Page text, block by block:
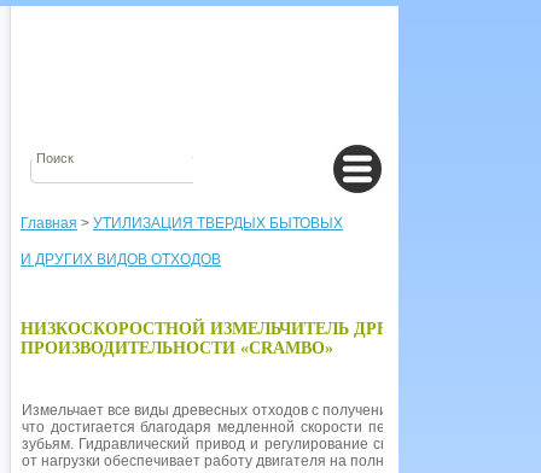
Главная > УТИЛИЗАЦИЯ ТВЕРДЫХ БЫТОВЫХ
И ДРУГИХ ВИДОВ ОТХОДОВ
НИЗКОСКОРОСТНОЙ ИЗМЕЛЬЧИТЕЛЬ ДРЕВЕСНЫХ
ПРОИЗВОДИТЕЛЬНОСТИ «CRAMBO»
Измельчает все виды древесных отходов с получением конечной фракции,
что достигается благодаря медленной скорости переработки и режущим
зубьям. Гидравлический привод и регулирование скорости в зависимости
от нагрузки обеспечивает работу двигателя на полную мощность.